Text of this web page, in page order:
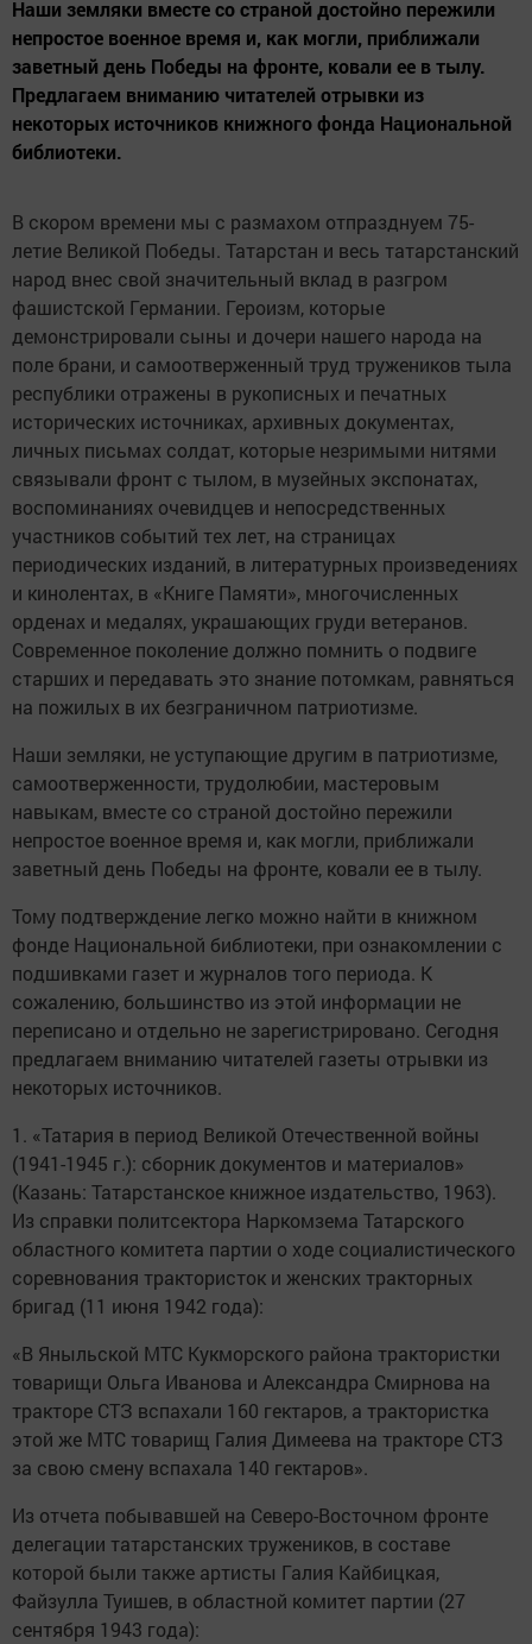
Наши земляки вместе со страной достойно пережили
непростое военное время и, как могли, приближали
заветный день Победы на фронте, ковали ее в тылу.
Предлагаем вниманию читателей отрывки из
некоторых источников книжного фонда Национальной
библиотеки.
В скором времени мы с размахом отпразднуем 75-
летие Великой Победы. Татарстан и весь татарстанский
народ внес свой значительный вклад в разгром
фашистской Германии. Героизм, которые
демонстрировали сыны и дочери нашего народа на
поле брани, и самоотверженный труд тружеников тыла
республики отражены в рукописных и печатных
исторических источниках, архивных документах,
личных письмах солдат, которые незримыми нитями
связывали фронт с тылом, в музейных экспонатах,
воспоминаниях очевидцев и непосредственных
участников событий тех лет, на страницах
периодических изданий, в литературных произведениях
и кинолентах, в «Книге Памяти», многочисленных
орденах и медалях, украшающих груди ветеранов.
Современное поколение должно помнить о подвиге
старших и передавать это знание потомкам, равняться
на пожилых в их безграничном патриотизме.
Наши земляки, не уступающие другим в патриотизме,
самоотверженности, трудолюбии, мастеровым
навыкам, вместе со страной достойно пережили
непростое военное время и, как могли, приближали
заветный день Победы на фронте, ковали ее в тылу.
Тому подтверждение легко можно найти в книжном
фонде Национальной библиотеки, при ознакомлении с
подшивками газет и журналов того периода. К
сожалению, большинство из этой информации не
переписано и отдельно не зарегистрировано. Сегодня
предлагаем вниманию читателей газеты отрывки из
некоторых источников.
1. «Татария в период Великой Отечественной войны
(1941-1945 г.): сборник документов и материалов»
(Казань: Татарстанское книжное издательство, 1963).
Из справки политсектора Наркомзема Татарского
областного комитета партии о ходе социалистического
соревнования трактористок и женских тракторных
бригад (11 июня 1942 года):
«В Яныльской МТС Кукморского района трактористки
товарищи Ольга Иванова и Александра Смирнова на
тракторе СТЗ вспахали 160 гектаров, а трактористка
этой же МТС товарищ Галия Димеева на тракторе СТЗ
за свою смену вспахала 140 гектаров».
Из отчета побывавшей на Северо-Восточном фронте
делегации татарстанских тружеников, в составе
которой были также артисты Галия Кайбицкая,
Файзулла Туишев, в областной комитет партии (27
сентября 1943 года):